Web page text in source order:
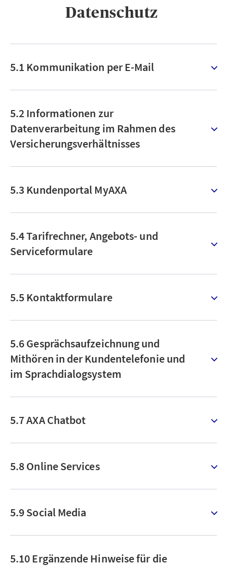
Datenschutz ​
5.1 Kommunikation per E-Mail
5.2 Informationen zur
Datenverarbeitung im Rahmen des
Versicherungsverhältnisses
5.3 Kundenportal MyAXA
5.4 Tarifrechner, Angebots- und
Serviceformulare
5.5 Kontaktformulare
5.6 Gesprächsaufzeichnung und
Mithören in der Kundentelefonie und
im Sprachdialogsystem
5.7 AXA Chatbot
5.8 Online Services
5.9 Social Media
5.10 Ergänzende Hinweise für die